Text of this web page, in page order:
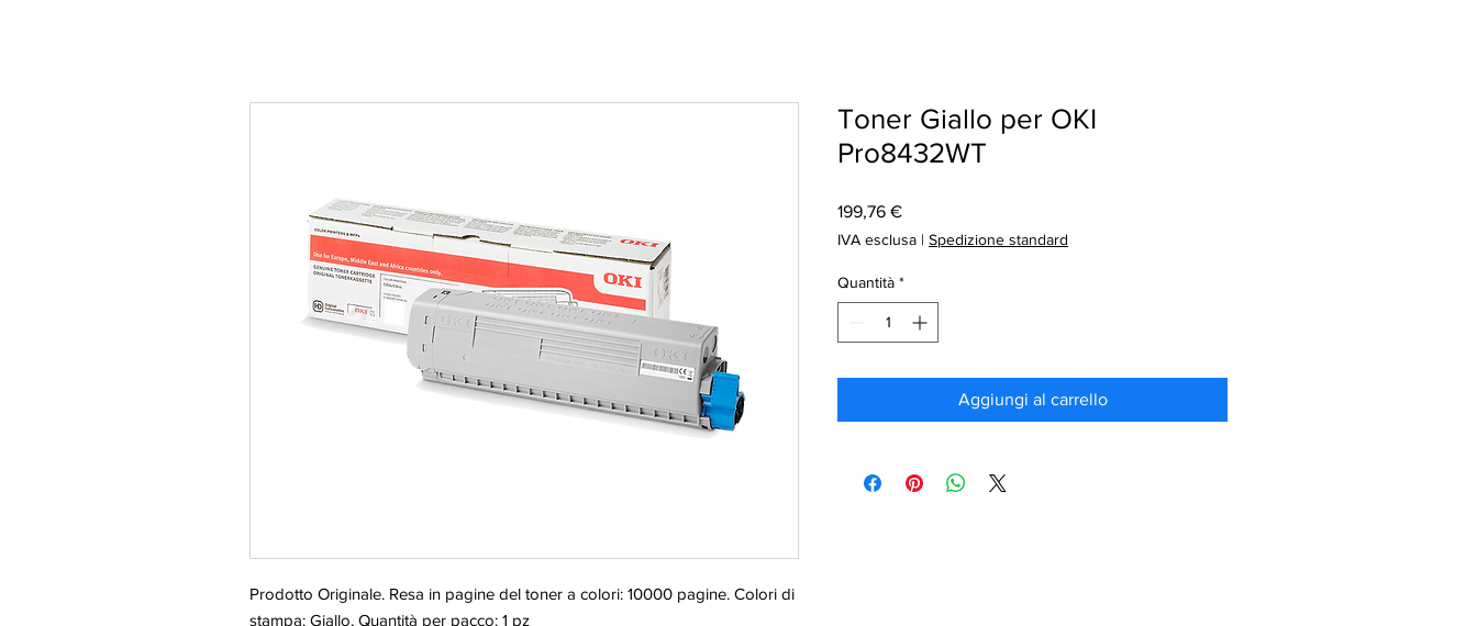
Prodotto Originale. Resa in pagine del toner a colori: 10000 pagine. Colori di
stampa: Giallo, Quantità per pacco: 1 pz
Toner Giallo per OKI
Pro8432WT
199,76 €Prezzo
IVA esclusa | Spedizione standard
Quantità *
Aggiungi al carrello